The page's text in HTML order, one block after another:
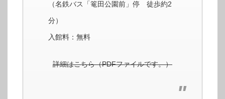
（名鉄バス「篭田公園前」停 徒歩約2
分）
入館料：無料
詳細はこちら（PDFファイルです。）